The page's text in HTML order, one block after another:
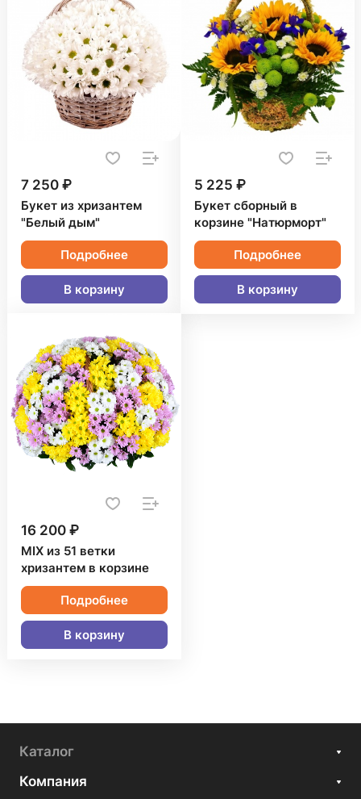
7 250 ₽
Букет из хризантем
"Белый дым"
Подробнее
В корзину
5 225 ₽
Букет сборный в
корзине "Натюрморт"
Подробнее
В корзину
16 200 ₽
MIX из 51 ветки
хризантем в корзине
Подробнее
В корзину
Каталог
Компания